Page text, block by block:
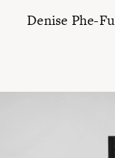
Denise Phe-